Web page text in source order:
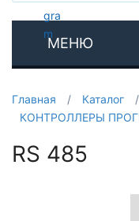
МЕНЮ
Главная / Каталог /
КОНТРОЛЛЕРЫ
RS 485